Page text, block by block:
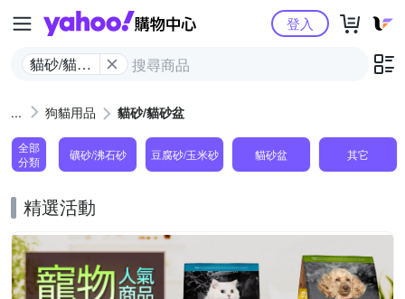
Yahoo購物中心
貓砂/貓砂
登入
狗貓用品 貓砂/貓砂盆
全部
分類
礦砂/沸石砂 豆腐砂/玉米砂 貓砂盆 其它
精選活動